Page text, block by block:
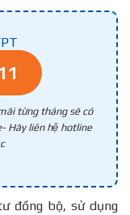
từng tháng sẽ có
Hãy liên hệ hotline
đồng bộ, sử dụng